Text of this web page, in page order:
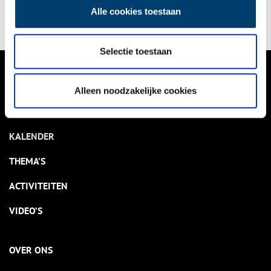
Alle cookies toestaan
Selectie toestaan
Alleen noodzakelijke cookies
NIEUWS
KALENDER
THEMA’S
ACTIVITEITEN
VIDEO’S
OVER ONS